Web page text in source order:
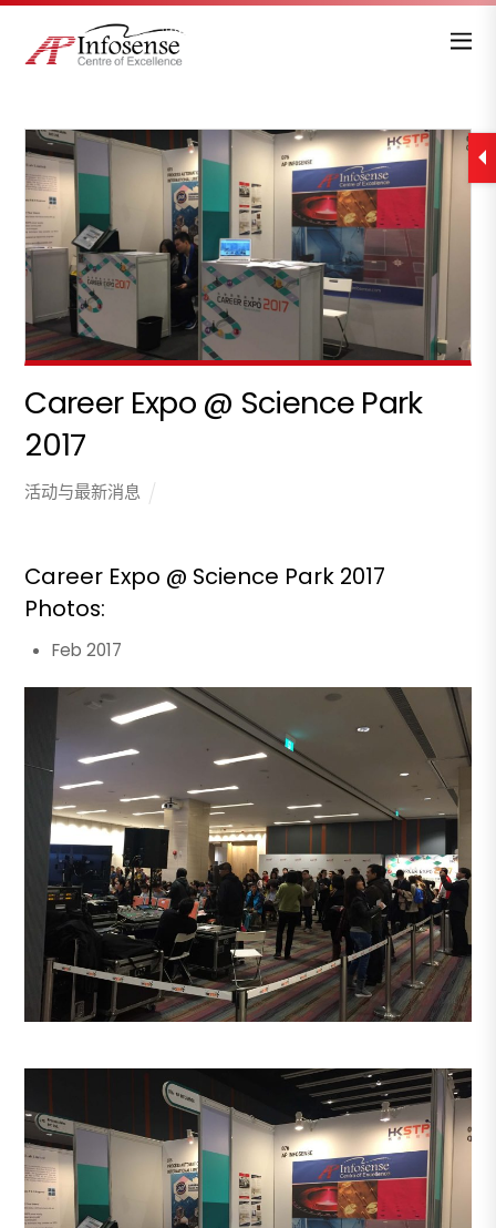
Career Expo @ Science Park
2017
活动与最新消息
Career Expo @ Science Park 2017
Photos:
Feb 2017